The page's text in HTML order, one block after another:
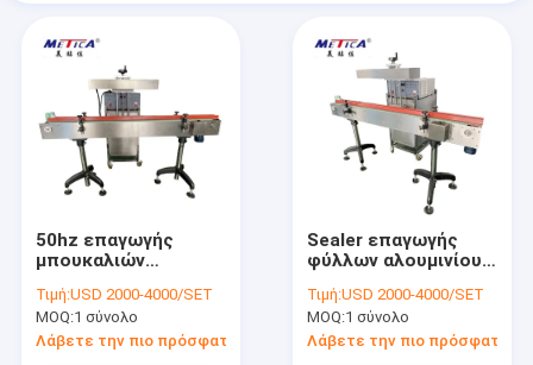
50hz επαγωγής
μπουκαλιών
2400-9000BPH
επαγωγής μηχανών
συνεχές
Τιμή:USD 2000-4000/SET
MOQ:1 σύνολο
Λάβετε την πιο πρόσφατη τιμή
Sealer επαγωγής
φύλλων αλουμινίου
αυτόματη μηχανή
2400BPH-9000BPH
Τιμή:USD 2000-4000/SET
MOQ:1 σύνολο
Λάβετε την πιο πρόσφατη